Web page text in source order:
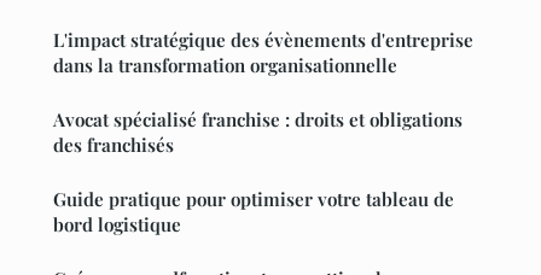
L'impact stratégique des évènements d'entreprise
dans la transformation organisationnelle
Avocat spécialisé franchise : droits et obligations
des franchisés
Guide pratique pour optimiser votre tableau de
bord logistique